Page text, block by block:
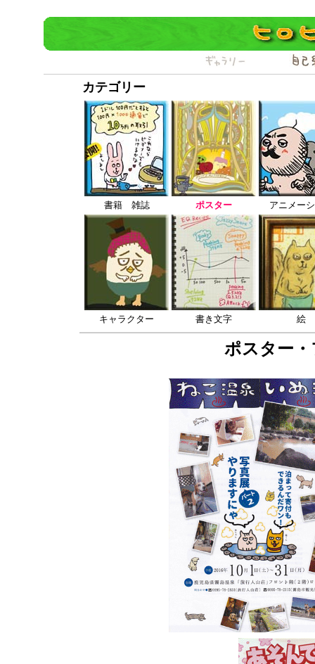
カテゴリー
書籍 雑誌 ポスター アニメー
キャラクター 書き文字 絵
ポスター